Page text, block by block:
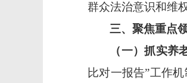
群众法治意识和维
三、聚焦重点
（一）抓实养
比对一报告”工作